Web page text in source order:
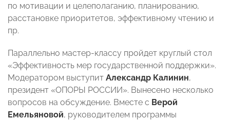
по мотивации и целеполаганию, планированию,
расстановке приоритетов, эффективному чтению и
пр.
Параллельно мастер-классу пройдет круглый стол
«Эффективность мер государственной поддержки».
Модератором выступит Александр Калинин,
президент «ОПОРЫ РОССИИ». Вынесено несколько
вопросов на обсуждение. Вместе с Верой
Емельяновой, руководителем программы